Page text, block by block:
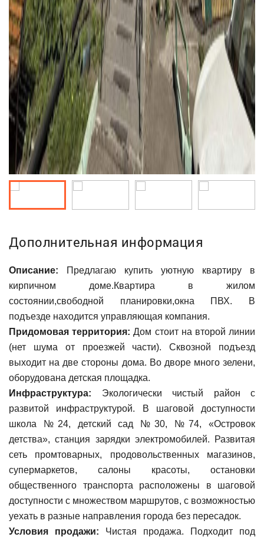
Дополнительная информация
Описание: Предлагаю купить уютную квартиру в
кирпичном доме.Квартира в жилом
состоянии,свободной планировки,окна ПВХ. В
подъезде находится управляющая компания.
Придомовая территория: Дом стоит на второй линии
(нет шума от проезжей части). Сквозной подъезд
выходит на две стороны дома. Во дворе много зелени,
оборудована детская площадка.
Инфраструктура: Экологически чистый район с
развитой инфраструктурой. В шаговой доступности
школа №24, детский сад №30, №74, «Островок
детства», станция зарядки электромобилей. Развитая
сеть промтоварных, продовольственных магазинов,
супермаркетов, салоны красоты, остановки
общественного транспорта расположены в шаговой
доступности с множеством маршрутов, с возможностью
уехать в разные направления города без пересадок.
Условия продажи: Чистая продажа. Подходит под